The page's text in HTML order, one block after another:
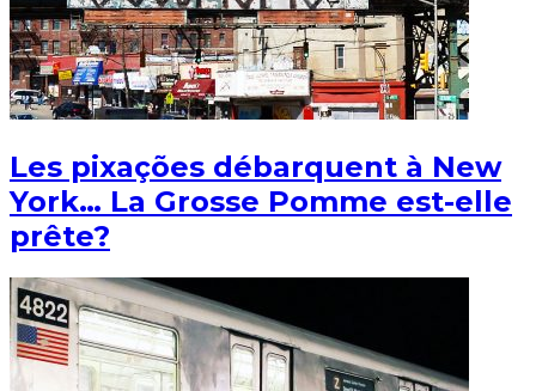
Les pixações débarquent à New
York… La Grosse Pomme est-elle
prête?